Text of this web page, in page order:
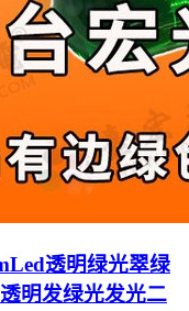
透明绿光翠绿
明发绿光发光二